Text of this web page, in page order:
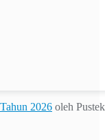
2026 oleh